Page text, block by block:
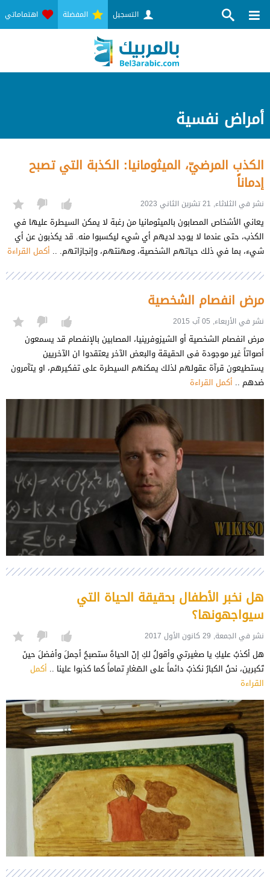
اهتماماتي المفضلة التسجيل
أمراض نفسية
الكذب المرضيّ، الميثومانيا: الكذبة التي تصبح
إدماناً
نشر في الثلاثاء, 21 تشرين الثاني 2023
يعاني الأشخاص المصابون بالميثومانيا من رغبة لا يمكن السيطرة عليها في
الكذب، حتى عندما لا يوجد لديهم أي شيء ليكسبوا منه. قد يكذبون عن أي
شيء، بما في ذلك حياتهم الشخصية، ومهنتهم، وإنجازاتهم. .. أكمل القراءة
مرض انفصام الشخصية
نشر في الأربعاء, 05 آب 2015
مرض انفصام الشخصية أو الشيزوفرينيا، المصابين بالإنفصام قد يسمعون
أصواتاً غير موجودة فى الحقيقة والبعض الآخر يعتقدوا ان الآخريين
يستطيعون قرآة عقولهم لذلك يمكنهم السيطرة على تفكيرهم، او يتآمرون
ضدهم .. أكمل القراءة
هل نخبر الأطفال بحقيقة الحياة التي
سيواجهونها؟
نشر في الجمعة, 29 كانون الأول 2017
هل أكذبُ عليكِ يا صغيرتي وأقولُ لكِ إنّ الحياةَ ستصبحُ أجملَ وأفضلَ حينَ
تَكبرين، نحنُ الكبارُ نكذبُ دائماً على الصّغارِ تماماً كما كذبوا علينا .. أكمل
القراءة